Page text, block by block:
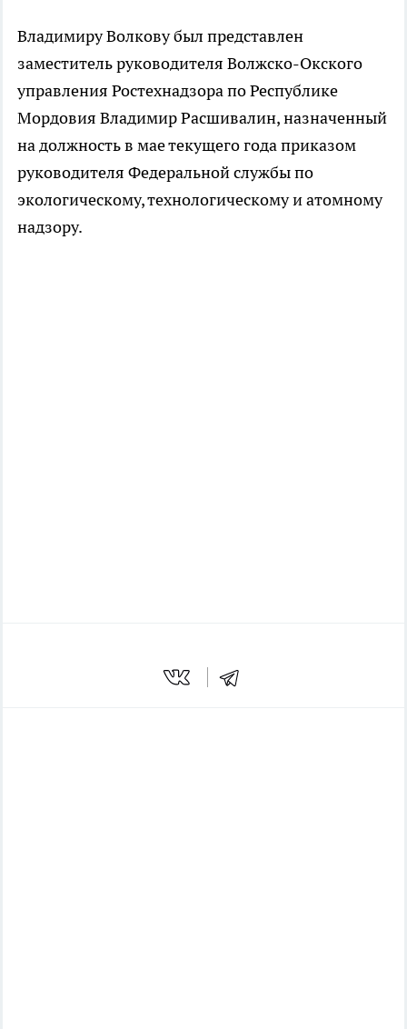
Владимиру Волкову был представлен
заместитель руководителя Волжско-Окского
управления Ростехнадзора по Республике
Мордовия Владимир Расшивалин, назначенный
на должность в мае текущего года приказом
руководителя Федеральной службы по
экологическому, технологическому и атомному
надзору.